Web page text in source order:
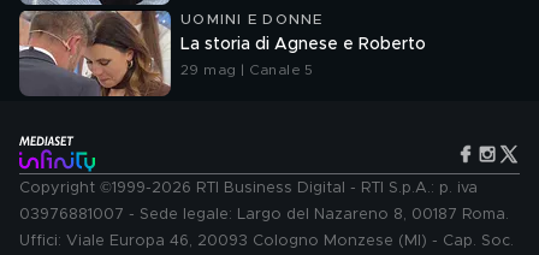
UOMINI E DONNE
La storia di Agnese e Roberto
29 mag | Canale 5
Copyright ©1999-2026 RTI Business Digital - RTI S.p.A.: p. iva
03976881007 - Sede legale: Largo del Nazareno 8, 00187 Roma.
Uffici: Viale Europa 46, 20093 Cologno Monzese (MI) - Cap. Soc.